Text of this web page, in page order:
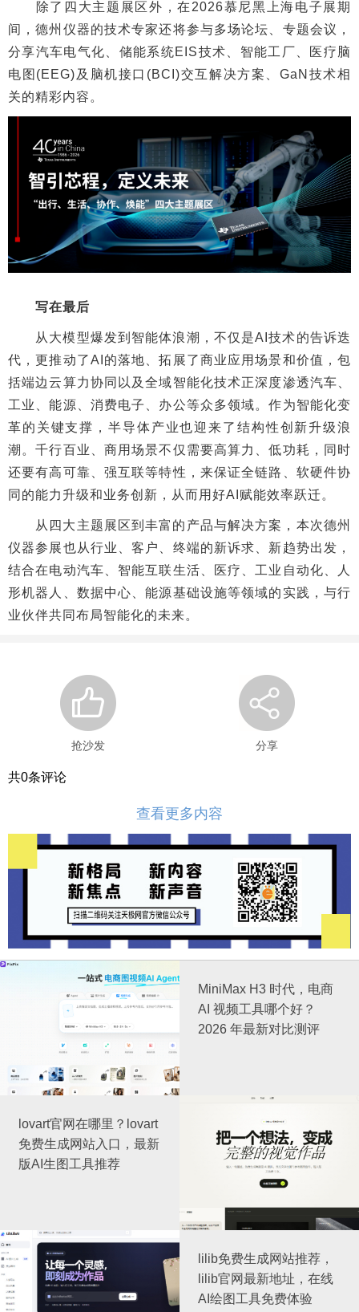
除了四大主题展区外，在2026慕尼黑上海电子展期
间，德州仪器的技术专家还将参与多场论坛、专题会议，
分享汽车电气化、储能系统EIS技术、智能工厂、医疗脑
电图(EEG)及脑机接口(BCI)交互解决方案、GaN技术相
关的精彩内容。
写在最后
从大模型爆发到智能体浪潮，不仅是AI技术的告诉迭
代，更推动了AI的落地、拓展了商业应用场景和价值，包
括端边云算力协同以及全域智能化技术正深度渗透汽车、
工业、能源、消费电子、办公等众多领域。作为智能化变
革的关键支撑，半导体产业也迎来了结构性创新升级浪
潮。千行百业、商用场景不仅需要高算力、低功耗，同时
还要有高可靠、强互联等特性，来保证全链路、软硬件协
同的能力升级和业务创新，从而用好AI赋能效率跃迁。
从四大主题展区到丰富的产品与解决方案，本次德州
仪器参展也从行业、客户、终端的新诉求、新趋势出发，
结合在电动汽车、智能互联生活、医疗、工业自动化、人
形机器人、数据中心、能源基础设施等领域的实践，与行
业伙伴共同布局智能化的未来。
抢沙发 分享
共0条评论
查看更多内容
MiniMax H3 时代，电商
AI 视频工具哪个好？
2026 年最新对比测评
lovart官网在哪里？lovart
免费生成网站入口，最新
版AI生图工具推荐
lilib免费生成网站推荐，
lilib官网最新地址，在线
AI绘图工具免费体验